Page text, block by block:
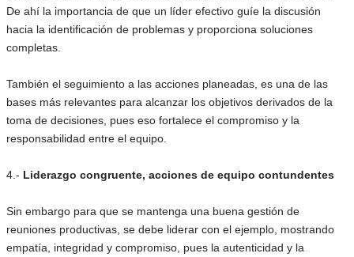
De ahí la importancia de que un líder efectivo guíe la discusión
hacia la identificación de problemas y proporciona soluciones
completas.
También el seguimiento a las acciones planeadas, es una de las
bases más relevantes para alcanzar los objetivos derivados de la
toma de decisiones, pues eso fortalece el compromiso y la
responsabilidad entre el equipo.
4.- Liderazgo congruente, acciones de equipo contundentes
Sin embargo para que se mantenga una buena gestión de
reuniones productivas, se debe liderar con el ejemplo, mostrando
empatía, integridad y compromiso, pues la autenticidad y la